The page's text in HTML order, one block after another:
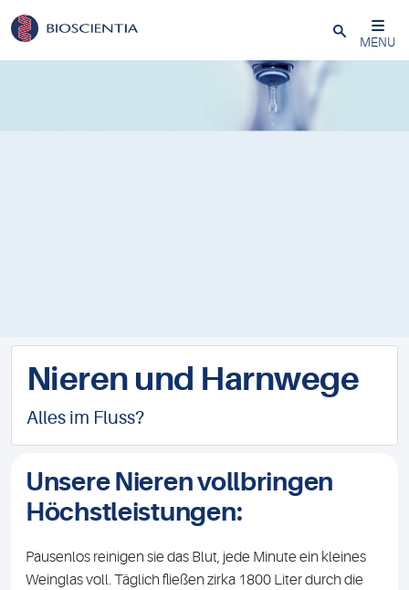
Schließen
MENU
Nieren und Harnwege
Alles im Fluss?
Unsere Nieren vollbringen
Höchstleistungen:
Pausenlos reinigen sie das Blut, jede Minute ein kleines
Weinglas voll. Täglich fließen zirka 1800 Liter durch die